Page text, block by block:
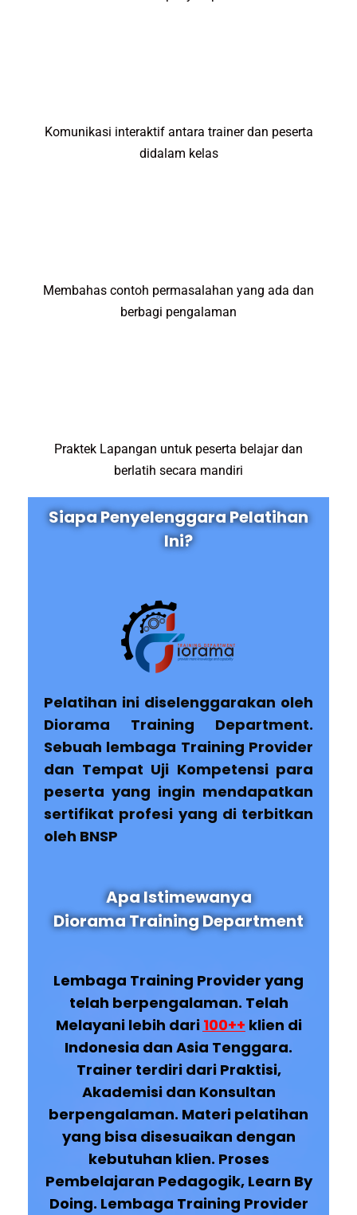
Komunikasi interaktif antara trainer dan peserta
didalam kelas
Membahas contoh permasalahan yang ada dan
berbagi pengalaman
Praktek Lapangan untuk peserta belajar dan
berlatih secara mandiri
Siapa Penyelenggara Pelatihan
Ini?
Pelatihan ini diselenggarakan oleh
Diorama Training Department.
Sebuah lembaga Training Provider
dan Tempat Uji Kompetensi para
peserta yang ingin mendapatkan
sertifikat profesi yang di terbitkan
oleh BNSP
Apa Istimewanya
Diorama Training Department
Lembaga Training Provider yang
telah berpengalaman. Telah
Melayani lebih dari 100++ klien di
Indonesia dan Asia Tenggara.
Trainer terdiri dari Praktisi,
Akademisi dan Konsultan
berpengalaman. Materi pelatihan
yang bisa disesuaikan dengan
kebutuhan klien. Proses
Pembelajaran Pedagogik, Learn By
Doing. Lembaga Training Provider